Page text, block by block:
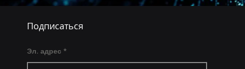
Подписаться
Эл. адрес